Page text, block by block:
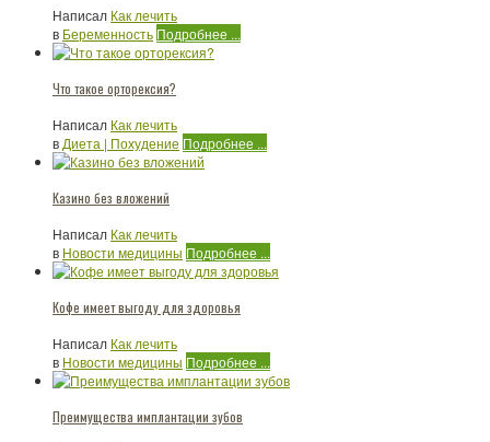
Написал Как лечить
в Беременность Подробнее ...
Что такое орторексия?
Написал Как лечить
в Диета | Похудение Подробнее ...
Казино без вложений
Написал Как лечить
в Новости медицины Подробнее ...
Кофе имеет выгоду для здоровья
Написал Как лечить
в Новости медицины Подробнее ...
Преимущества имплантации зубов